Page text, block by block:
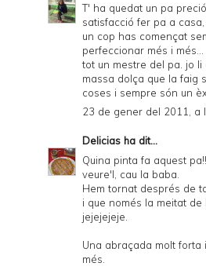
T' ha quedat un pa
satisfacció fer pa a casa,
un cop has començat
perfeccionar més i
tot un mestre del pa. jo li
massa dolça que la faig
coses i sempre són un
23 de gener del 2011, a
Delicias ha dit...
Quina pinta fa aquest
veure'l, cau la baba.
Hem tornat després de
i que només la meitat de
jejejejeje.
Una abraçada molt forta
més.